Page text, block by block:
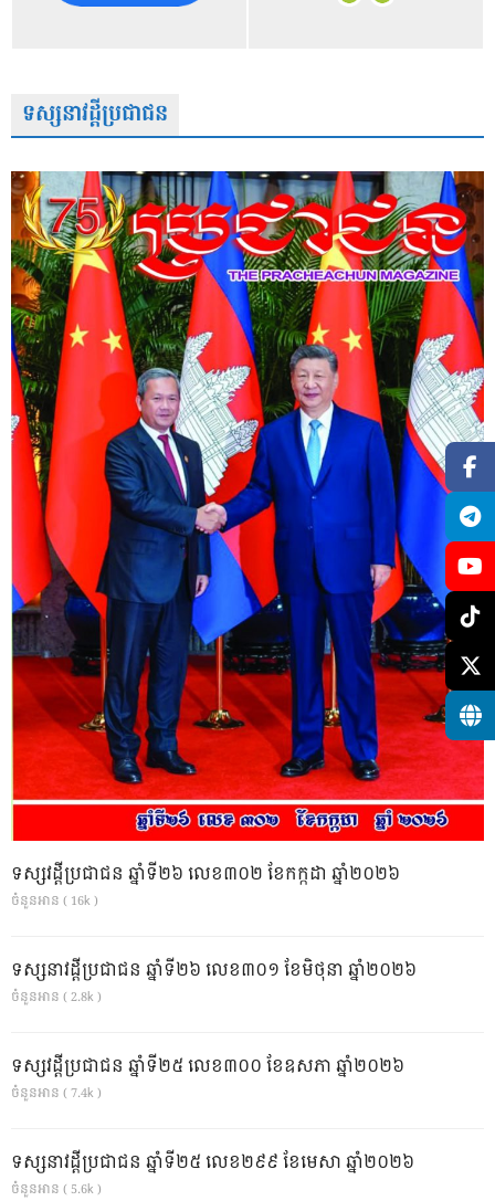
ទស្សនាវដ្តីប្រជាជន
ទស្សវដ្តីប្រជាជន ឆ្នាំទី២៦ លេខ៣០២ ខែកក្កដា ឆ្នាំ២០២៦
ចំនួនអាន ( 16k )
ទស្សនាវដ្ដីប្រជាជន ឆ្នាំទី២៦ លេខ៣០១ ខែមិថុនា ឆ្នាំ២០២៦
ចំនួនអាន ( 2.8k )
ទស្សវដ្តីប្រជាជន ឆ្នាំទី២៥ លេខ៣០០ ខែឧសភា ឆ្នាំ២០២៦
ចំនួនអាន ( 7.4k )
ទស្សនាវដ្ដីប្រជាជន ឆ្នាំទី២៥ លេខ២៩៩ ខែមេសា ឆ្នាំ២០២៦
ចំនួនអាន ( 5.6k )